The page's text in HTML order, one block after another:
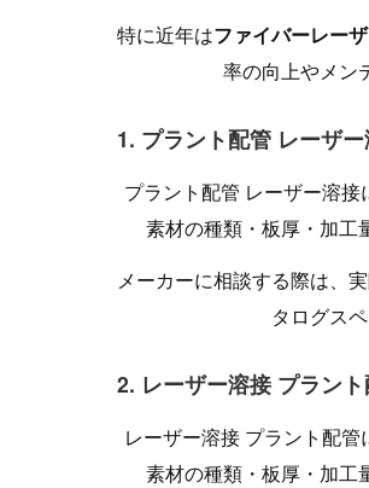
特に近年はファイバーレー
率の向上やメン
1. プラント配管 レーザ
プラント配管 レーザー溶接
素材の種類・板厚・加工
メーカーに相談する際は、
タログス
2. レーザー溶接 プラン
レーザー溶接 プラント配
素材の種類・板厚・加工